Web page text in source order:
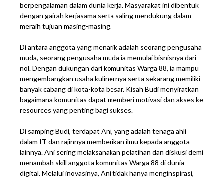
berpengalaman dalam dunia kerja. Masyarakat ini dibentuk
dengan gairah kerjasama serta saling mendukung dalam
meraih tujuan masing-masing.
Di antara anggota yang menarik adalah seorang pengusaha
muda, seorang pengusaha muda ia memulai bisnisnya dari
nol. Dengan dukungan dari komunitas Warga 88, ia mampu
mengembangkan usaha kulinernya serta sekarang memiliki
banyak cabang di kota-kota besar. Kisah Budi menyiratkan
bagaimana komunitas dapat memberi motivasi dan akses ke
resources yang penting bagi sukses.
Di samping Budi, terdapat Ani, yang adalah tenaga ahli
dalam IT dan rajinnya memberikan ilmu kepada anggota
lainnya. Ani sering melaksanakan pelatihan dan diskusi demi
menambah skill anggota komunitas Warga 88 di dunia
digital. Melalui inovasinya, Ani tidak hanya menginspirasi,